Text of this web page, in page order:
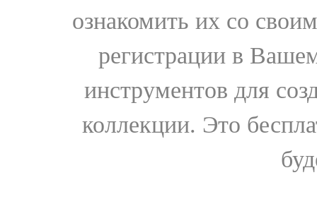
ознакомить их со
регистрации в
инструментов для
коллекции. Это